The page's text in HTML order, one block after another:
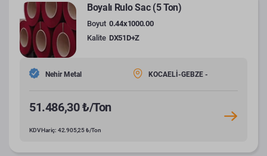
Boyalı Rulo Sac (5 Ton)
Boyut 0.44x1000.00
Kalite DX51D+Z
Nehir Metal KOCAELİ-GEBZE -
51.486,30 ₺/Ton
KDV Hariç: 42.905,25 ₺/Ton